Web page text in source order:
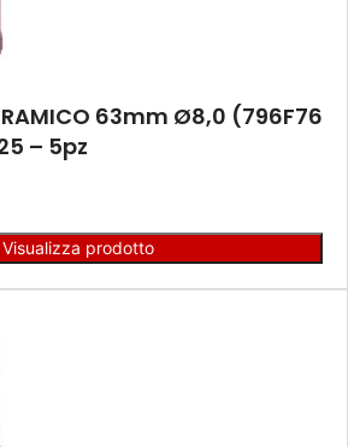
63mm Ø8,0 (796F76
– 5pz
Visualizza prodotto